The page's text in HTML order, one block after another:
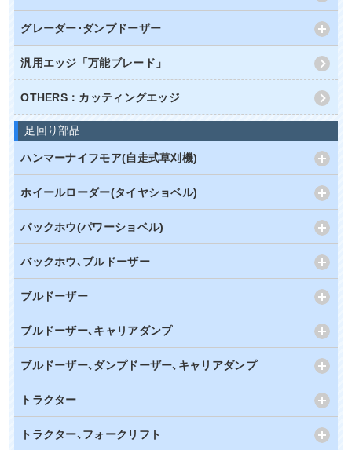
グレーダー･ダンプドーザー
汎用エッジ「万能ブレード」
OTHERS：カッティングエッジ
足回り部品
ハンマーナイフモア(自走式草刈機)
ホイールローダー(タイヤショベル)
バックホウ(パワーショベル)
バックホウ､ブルドーザー
ブルドーザー
ブルドーザー､キャリアダンプ
ブルドーザー､ダンプドーザー､キャリアダンプ
トラクター
トラクター､フォークリフト